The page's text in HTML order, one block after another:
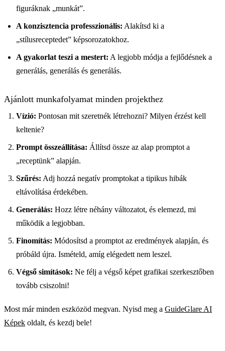
figuráknak „munkát”.
A konzisztencia professzionális: Alakítsd ki a
„stílusreceptedet” képsorozatokhoz.
A gyakorlat teszi a mestert: A legjobb módja a fejlődésnek a
generálás, generálás és generálás.
Ajánlott munkafolyamat minden projekthez
Vízió: Pontosan mit szeretnék létrehozni? Milyen érzést kell
keltenie?
Prompt összeállítása: Állítsd össze az alap promptot a
„receptünk” alapján.
Szűrés: Adj hozzá negatív promptokat a tipikus hibák
eltávolítása érdekében.
Generálás: Hozz létre néhány változatot, és elemezd, mi
működik a legjobban.
Finomítás: Módosítsd a promptot az eredmények alapján, és
próbáld újra. Ismételd, amíg elégedett nem leszel.
Végső simítások: Ne félj a végső képet grafikai szerkesztőben
tovább csiszolni!
Most már minden eszközöd megvan. Nyisd meg a GuideGlare AI
Képek oldalt, és kezdj bele!